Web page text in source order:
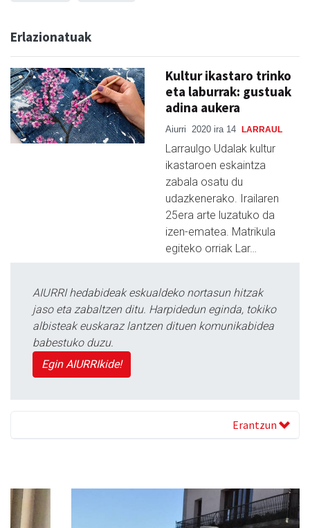
Erlazionatuak
Kultur ikastaro trinko
eta laburrak: gustuak
adina aukera
Aiurri 2020 ira 14 LARRAUL
Larraulgo Udalak kultur
ikastaroen eskaintza
zabala osatu du
udazkenerako. Irailaren
25era arte luzatuko da
izen-ematea. Matrikula
egiteko orriak Lar…
AIURRI hedabideak eskualdeko nortasun hitzak
jaso eta zabaltzen ditu. Harpidedun eginda, tokiko
albisteak euskaraz lantzen dituen komunikabidea
babestuko duzu.
Egin AIURRIkide!
Erantzun